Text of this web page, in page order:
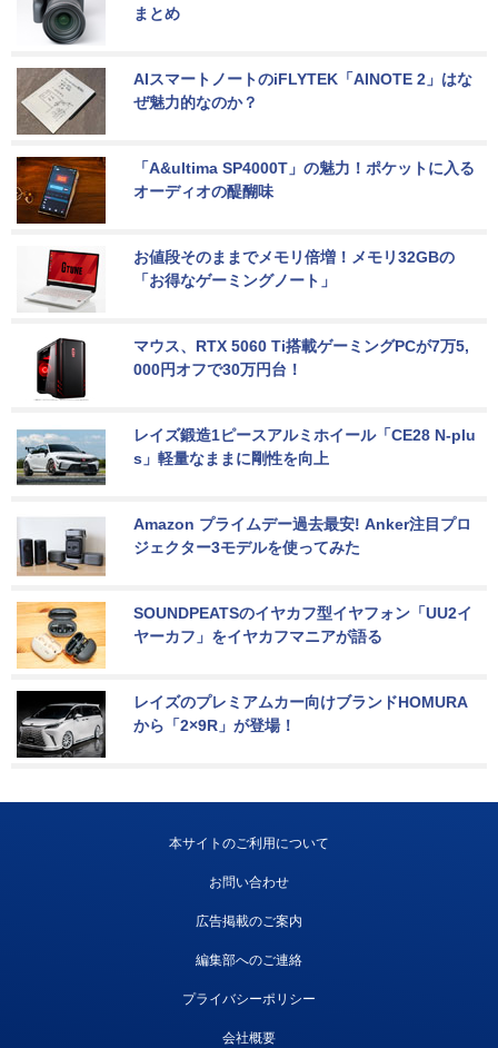
まとめ
AIスマートノートのiFLYTEK「AINOTE 2」はな
ぜ魅力的なのか？
「A&ultima SP4000T」の魅力！ポケットに入る
オーディオの醍醐味
お値段そのままでメモリ倍増！メモリ32GBの
「お得なゲーミングノート」
マウス、RTX 5060 Ti搭載ゲーミングPCが7万5,
000円オフで30万円台！
レイズ鍛造1ピースアルミホイール「CE28 N-plu
s」軽量なままに剛性を向上
Amazon プライムデー過去最安! Anker注目プロ
ジェクター3モデルを使ってみた
SOUNDPEATSのイヤカフ型イヤフォン「UU2イ
ヤーカフ」をイヤカフマニアが語る
レイズのプレミアムカー向けブランドHOMURA
から「2×9R」が登場！
本サイトのご利用について
お問い合わせ
広告掲載のご案内
編集部へのご連絡
プライバシーポリシー
会社概要